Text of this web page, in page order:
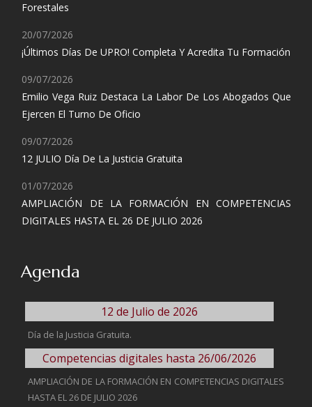
Forestales
20/07/2026
¡Últimos Días De UPRO! Completa Y Acredita Tu Formación
09/07/2026
Emilio Vega Ruiz Destaca La Labor De Los Abogados Que
Ejercen El Turno De Oficio
09/07/2026
12 JULIO Día De La Justicia Gratuita
01/07/2026
AMPLIACIÓN DE LA FORMACIÓN EN COMPETENCIAS
DIGITALES HASTA EL 26 DE JULIO 2026
Agenda
12 de Julio de 2026
Día de la Justicia Gratuita.
Competencias digitales hasta 26/06/2026
AMPLIACIÓN DE LA FORMACIÓN EN COMPETENCIAS DIGITALES
HASTA EL 26 DE JULIO 2026